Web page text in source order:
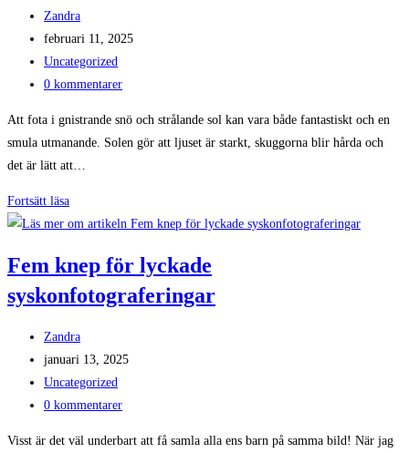
Inläggsförfattare:
Zandra
Inlägget
publicerat:
februari 11, 2025
Inläggskategori:
Uncategorized
Kommentarer
inlägget:
0 kommentarer
Att fota i gnistrande snö och strålande sol kan vara både fantastiskt och en
smula utmanande. Solen gör att ljuset är starkt, skuggorna blir hårda och
det är lätt att…
Fortsätt läsaSå
får
magiska
vinterbilder
sol
Fem knep för lyckade
syskonfotograferingar
Inläggsförfattare:
Zandra
Inlägget
publicerat:
januari 13, 2025
Inläggskategori:
Uncategorized
Kommentarer
0 kommentarer
Visst är det väl underbart att få samla alla ens barn på samma bild! När jag